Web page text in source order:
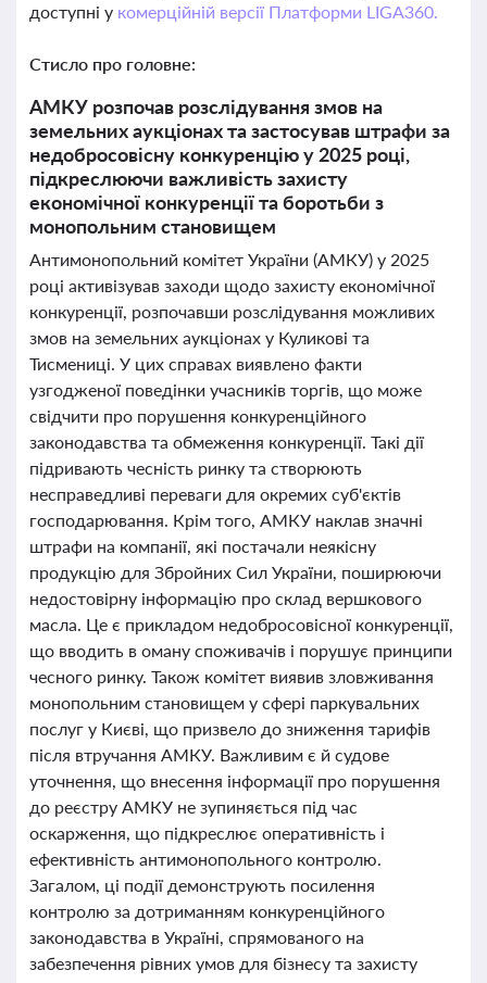
доступні у комерційній версії Платформи LIGA360.
Стисло про головне:
АМКУ розпочав розслідування змов на
земельних аукціонах та застосував штрафи за
недобросовісну конкуренцію у 2025 році,
підкреслюючи важливість захисту
економічної конкуренції та боротьби з
монопольним становищем
Антимонопольний комітет України (АМКУ) у 2025
році активізував заходи щодо захисту економічної
конкуренції, розпочавши розслідування можливих
змов на земельних аукціонах у Куликові та
Тисмениці. У цих справах виявлено факти
узгодженої поведінки учасників торгів, що може
свідчити про порушення конкуренційного
законодавства та обмеження конкуренції. Такі дії
підривають чесність ринку та створюють
несправедливі переваги для окремих суб'єктів
господарювання. Крім того, АМКУ наклав значні
штрафи на компанії, які постачали неякісну
продукцію для Збройних Сил України, поширюючи
недостовірну інформацію про склад вершкового
масла. Це є прикладом недобросовісної конкуренції,
що вводить в оману споживачів і порушує принципи
чесного ринку. Також комітет виявив зловживання
монопольним становищем у сфері паркувальних
послуг у Києві, що призвело до зниження тарифів
після втручання АМКУ. Важливим є й судове
уточнення, що внесення інформації про порушення
до реєстру АМКУ не зупиняється під час
оскарження, що підкреслює оперативність і
ефективність антимонопольного контролю.
Загалом, ці події демонструють посилення
контролю за дотриманням конкуренційного
законодавства в Україні, спрямованого на
забезпечення рівних умов для бізнесу та захисту